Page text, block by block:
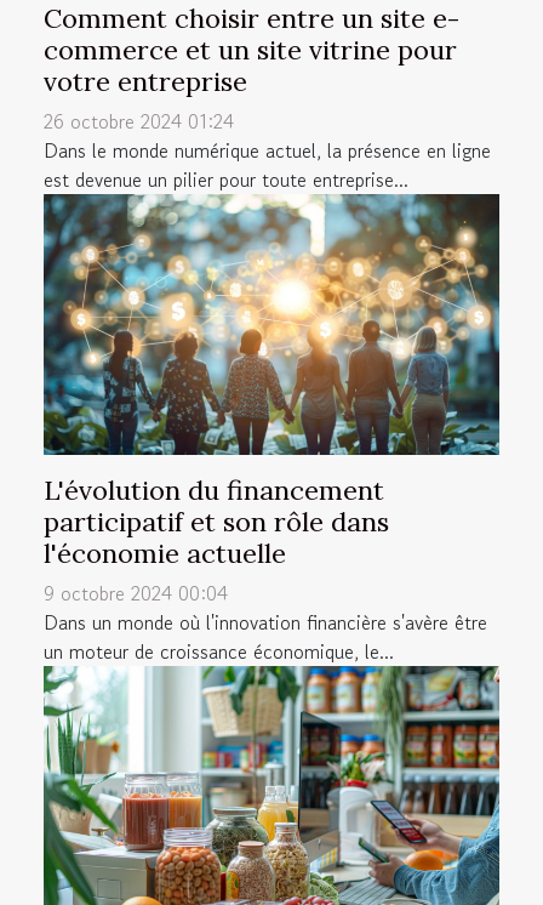
Comment choisir entre un site e-
commerce et un site vitrine pour
votre entreprise
26 octobre 2024 01:24
Dans le monde numérique actuel, la présence en ligne
est devenue un pilier pour toute entreprise...
L'évolution du financement
participatif et son rôle dans
l'économie actuelle
9 octobre 2024 00:04
Dans un monde où l'innovation financière s'avère être
un moteur de croissance économique, le...